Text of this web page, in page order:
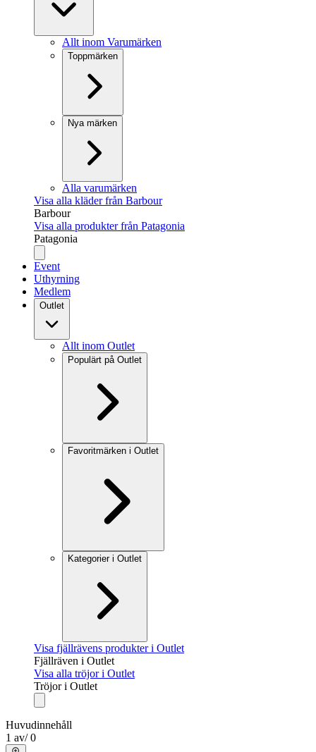
Allt inom Varumärken
Toppmärken
Nya märken
Alla varumärken
Visa alla kläder från Barbour
Barbour
Visa alla produkter från Patagonia
Patagonia
Event
Uthyrning
Medlem
Outlet
Allt inom Outlet
Populärt på Outlet
Favoritmärken i Outlet
Kategorier i Outlet
Visa fjällrävens produkter i Outlet
Fjällräven i Outlet
Visa alla tröjor i Outlet
Tröjor i Outlet
Huvudinnehåll
1 av/ 0